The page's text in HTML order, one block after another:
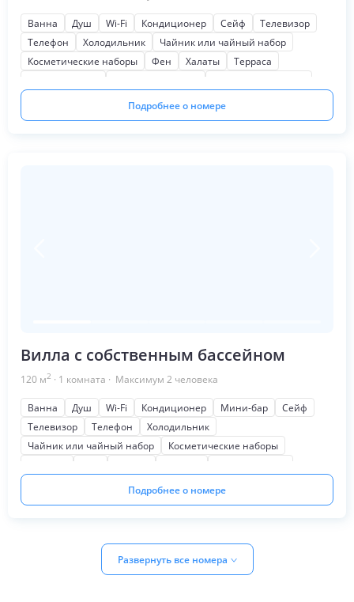
Ванна Душ Wi-Fi Кондиционер Сейф
Телевизор
Телефон
Холодильник
Чайник или чайный набор
Косметические наборы
Фен Халаты
Терраса
Подробнее о номере
Вилла с собственным бассейном
120 м2 · 1 комната · Максимум 2 человека
Ванна Душ Wi-Fi Кондиционер Мини-бар
Сейф
Телевизор
Телефон
Холодильник
Чайник или чайный набор
Косметические наборы
Шкаф или гардероб
Подробнее о номере
Развернуть все номера